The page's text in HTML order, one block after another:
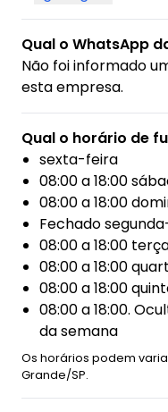
Qual o WhatsApp
Não foi informado
esta empresa.
Qual o horário de
sexta-feira
08:00 a 18:00
08:00 a 18:00
Fechado
08:00 a 18:00
08:00 a 18:00
08:00 a 18:00
08:00 a 18:00.
da semana
Os horários podem
Grande/SP.